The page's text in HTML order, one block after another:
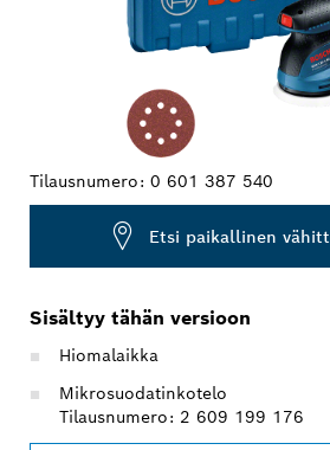
Tilausnumero: 0 601 387 540
Etsi paikallinen
Sisältyy tähän versioon
Hiomalaikka
Mikrosuodatinkotelo
Tilausnumero: 2 609 199 176